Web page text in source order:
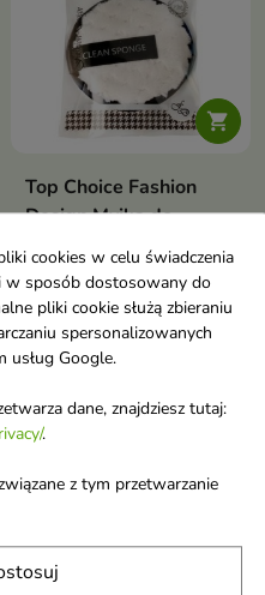

Top Choice Fashion
Design Myjka do
twarzy 1 sztuka
12,60 zł
favorite_border
cookies w celu świadczenia
w sposób dostosowany do
pliki cookie służą zbieraniu
spersonalizowanych
usług Google.
dane, znajdziesz tutaj:
.
z tym przetwarzanie